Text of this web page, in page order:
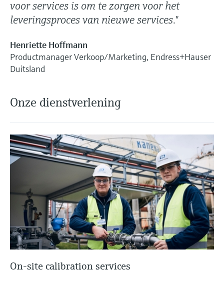
voor services is om te zorgen voor het
leveringsproces van nieuwe services."
Henriette Hoffmann
Productmanager Verkoop/Marketing, Endress+Hauser
Duitsland
Onze dienstverlening
On-site calibration services